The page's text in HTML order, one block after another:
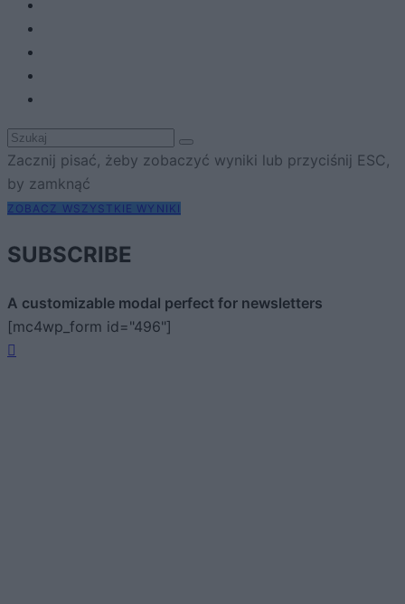
Zacznij pisać, żeby zobaczyć wyniki lub przyciśnij ESC,
by zamknąć
ZOBACZ WSZYSTKIE WYNIKI
SUBSCRIBE
A customizable modal perfect for newsletters
[mc4wp_form id="496"]